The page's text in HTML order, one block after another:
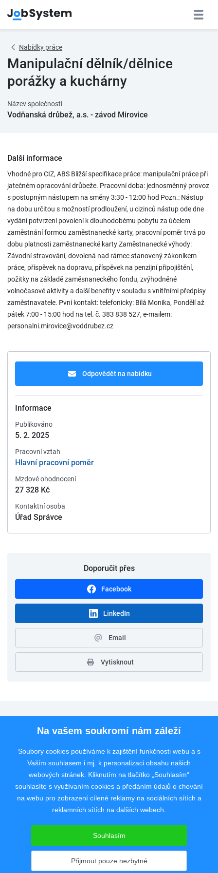
Nabídky práce
Manipulační dělník/dělnice
porážky a kuchárny
Název společnosti
Vodňanská drůbež, a.s. - závod Mirovice
Další informace
Vhodné pro CIZ, ABS Bližší specifikace práce: manipulační práce při
jatečném opracování drůbeže. Pracovní doba: jednosměnný provoz
s postupným nástupem na směny 3:30 - 12:00 hod Pozn.: Nástup
na dobu určitou s možností prodloužení, u cizinců nástup ode dne
vydání potvrzení povolení k dlouhodobému pobytu za účelem
zaměstnání formou zaměstnanecké karty, pracovní poměr trvá po
dobu platnosti zaměstnanecké karty Zaměstnanecké výhody:
Závodní stravování, dovolená nad rámec stanovený zákoníkem
práce, příspěvek na dopravu, příspěvek na penzijní připojištění,
požitky na základě zaměsnaneckého fondu, zvýhodněné
volnočasové aktivity a další benefity v souladu s vnitřními předpisy
zaměstnavatele. Pvní kontakt: telefonicky: Bílá Monika, Pondělí až
pátek 7:00 - 15:00 hod na tel. č. 383 838 527, e-mailem:
personalni.mirovice@voddrubez.cz
Odpovědět na nabídku
Informace
Publikováno
5. 2. 2025
Pracovní vztah
Hlavní pracovní poměr
Mzdové ohodnocení
27 328 Kč
Kontaktní osoba
Úřad Správce
Doporučit přes
Facebook
LinkedIn
Email
Vytisknout
Copyright © 2008 - 2026 JobSystem s.r.o.
Zásady ochrany soukromí |Upravit nastavení
Pro uchazeče
Rychlý kontakt
Na vašem soukromí nám záleží
Soubory cookies používáme k zajištění funkčnosti webu a s
Vaším souhlasem i mj. k personalizaci obsahu našich
webových stránek. Kliknutím na tlačítko „Souhlasím“
souhlasíte s využívaním cookies a předáním údajů o chování
na webu pro zobrazení cílené reklamy na sociálních sítích a
reklamních sítích na dalších webech.
Souhlasím
Přijmout pouze nezbytné